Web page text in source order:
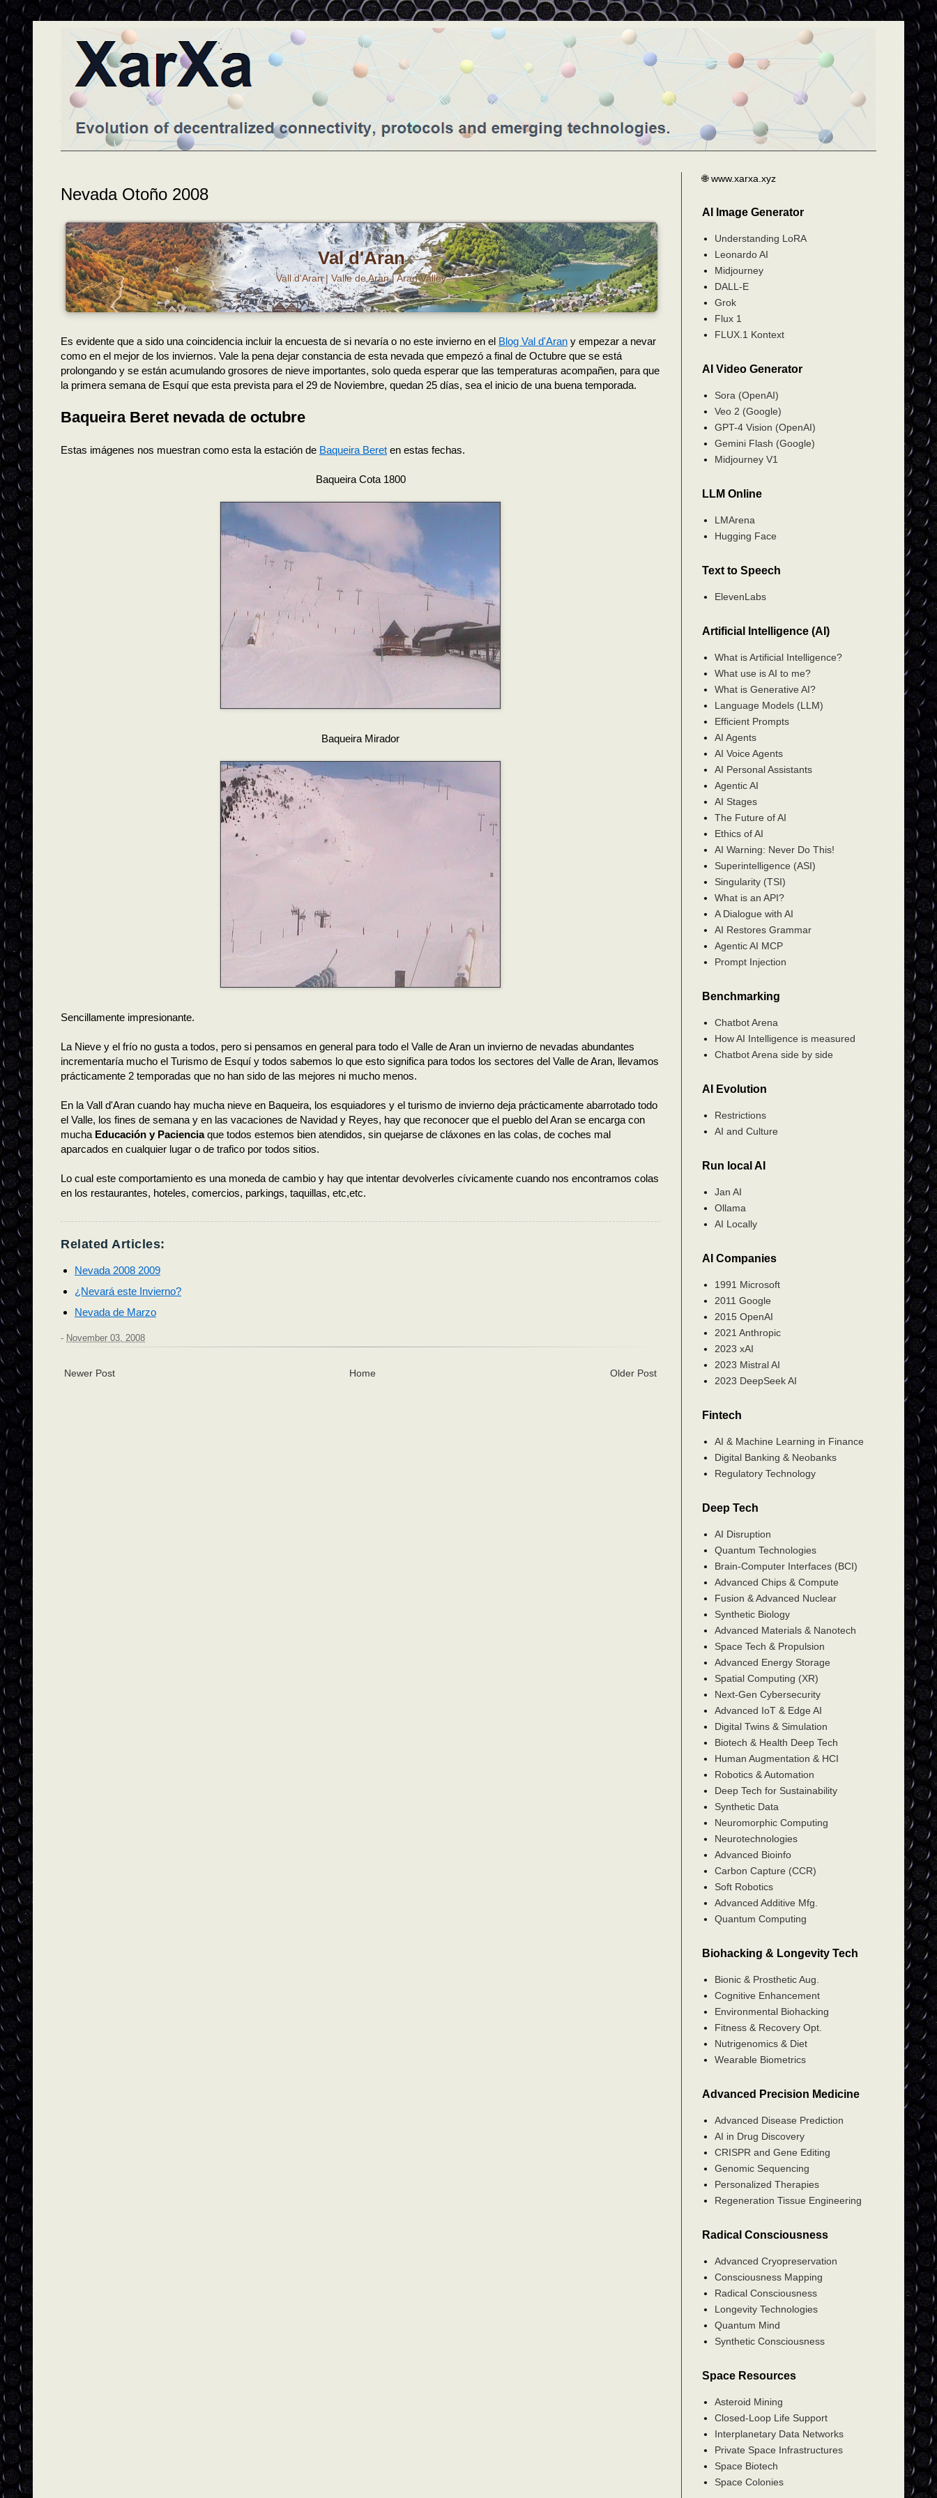
Nevada Otoño 2008
Val d'Aran
Vall d'Aran | Valle de Aran | Aran Valley
Es evidente que a sido una coincidencia incluir la encuesta de si nevaría o no este invierno en el Blog Val d'Aran y empezar a nevar
como en el mejor de los inviernos. Vale la pena dejar constancia de esta nevada que empezó a final de Octubre que se está
prolongando y se están acumulando grosores de nieve importantes, solo queda esperar que las temperaturas acompañen, para que
la primera semana de Esquí que esta prevista para el 29 de Noviembre, quedan 25 días, sea el inicio de una buena temporada.
Baqueira Beret nevada de octubre
Estas imágenes nos muestran como esta la estación de Baqueira Beret en estas fechas.
BaqueiraCota 1800
Baqueira Mirador
Sencillamente impresionante.
La Nieve y el frío no gusta a todos, pero si pensamos en general para todo el Valle de Aran un invierno de nevadas abundantes
incrementaría mucho el Turismo de Esquí y todos sabemos lo que esto significa para todos los sectores del Valle de Aran, llevamos
prácticamente 2 temporadas que no han sido de las mejores ni mucho menos.
En la Vall d'Aran cuando hay mucha nieve en Baqueira, los esquiadores y el turismo de invierno deja prácticamente abarrotado todo
el Valle, los fines de semana y en las vacaciones de Navidad y Reyes, hay que reconocer que el pueblo del Aran se encarga con
mucha Educación y Pacienciaque todos estemos bien atendidos, sin quejarse de cláxones en las colas, de coches mal
aparcados en cualquier lugar o de trafico por todos sitios.
Lo cual este comportamiento es una moneda de cambio y hay que intentar devolverles cívicamente cuando nos encontramos colas
en los restaurantes, hoteles, comercios, parkings, taquillas, etc,etc.
Related Articles:
Nevada 2008 2009
¿Nevará este Invierno?
Nevada de Marzo
- November 03, 2008
Newer Post Older Post
Home
🌐 www.xarxa.xyz
AI Image Generator
Understanding LoRA
Leonardo AI
Midjourney
DALL-E
Grok
Flux 1
FLUX.1 Kontext
AI Video Generator
Sora (OpenAI)
Veo 2 (Google)
GPT-4 Vision (OpenAI)
Gemini Flash (Google)
Midjourney V1
LLM Online
LMArena
Hugging Face
Text to Speech
ElevenLabs
Artificial Intelligence (AI)
What is Artificial Intelligence?
What use is AI to me?
What is Generative AI?
Language Models (LLM)
Efficient Prompts
AI Agents
AI Voice Agents
AI Personal Assistants
Agentic AI
AI Stages
The Future of AI
Ethics of AI
AI Warning: Never Do This!
Superintelligence (ASI)
Singularity (TSI)
What is an API?
A Dialogue with AI
AI Restores Grammar
Agentic AI MCP
Prompt Injection
Benchmarking
Chatbot Arena
How AI Intelligence is measured
Chatbot Arena side by side
AI Evolution
Restrictions
AI and Culture
Run local AI
Jan AI
Ollama
AI Locally
AI Companies
1991 Microsoft
2011 Google
2015 OpenAI
2021 Anthropic
2023 xAI
2023 Mistral AI
2023 DeepSeek AI
Fintech
AI & Machine Learning in Finance
Digital Banking & Neobanks
Regulatory Technology
Deep Tech
AI Disruption
Quantum Technologies
Brain-Computer Interfaces (BCI)
Advanced Chips & Compute
Fusion & Advanced Nuclear
Synthetic Biology
Advanced Materials & Nanotech
Space Tech & Propulsion
Advanced Energy Storage
Spatial Computing (XR)
Next-Gen Cybersecurity
Advanced IoT & Edge AI
Digital Twins & Simulation
Biotech & Health Deep Tech
Human Augmentation & HCI
Robotics & Automation
Deep Tech for Sustainability
Synthetic Data
Neuromorphic Computing
Neurotechnologies
Advanced Bioinfo
Carbon Capture (CCR)
Soft Robotics
Advanced Additive Mfg.
Quantum Computing
Biohacking & Longevity Tech
Bionic & Prosthetic Aug.
Cognitive Enhancement
Environmental Biohacking
Fitness & Recovery Opt.
Nutrigenomics & Diet
Wearable Biometrics
Advanced Precision Medicine
Advanced Disease Prediction
AI in Drug Discovery
CRISPR and Gene Editing
Genomic Sequencing
Personalized Therapies
Regeneration Tissue Engineering
Radical Consciousness
Advanced Cryopreservation
Consciousness Mapping
Radical Consciousness
Longevity Technologies
Quantum Mind
Synthetic Consciousness
Space Resources
Asteroid Mining
Closed-Loop Life Support
Interplanetary Data Networks
Private Space Infrastructures
Space Biotech
Space Colonies